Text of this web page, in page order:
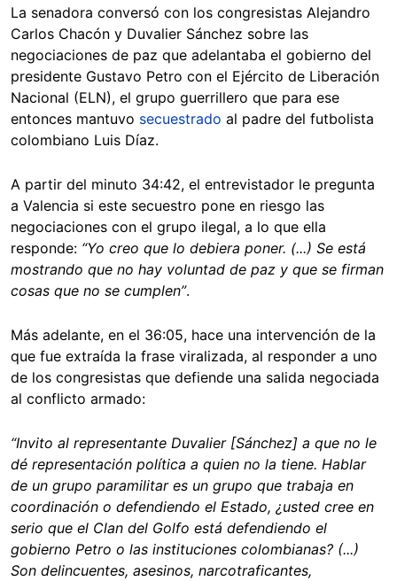
La senadora conversó con los congresistas Alejandro
Carlos Chacón y Duvalier Sánchez sobre las
negociaciones de paz que adelantaba el gobierno del
presidente Gustavo Petro con el Ejército de Liberación
Nacional (ELN), el grupo guerrillero que para ese
entonces mantuvo secuestrado al padre del futbolista
colombiano Luis Díaz.
A partir del minuto 34:42, el entrevistador le pregunta
a Valencia si este secuestro pone en riesgo las
negociaciones con el grupo ilegal, a lo que ella
responde: “Yo creo que lo debiera poner. (...) Se está
mostrando que no hay voluntad de paz y que se firman
cosas que no se cumplen”.
Más adelante, en el 36:05, hace una intervención de la
que fue extraída la frase viralizada, al responder a uno
de los congresistas que defiende una salida negociada
al conflicto armado:
“Invito al representante Duvalier [Sánchez] a que no le
dé representación política a quien no la tiene. Hablar
de un grupo paramilitar es un grupo que trabaja en
coordinación o defendiendo el Estado, ¿usted cree en
serio que el Clan del Golfo está defendiendo el
gobierno Petro o las instituciones colombianas? (...)
Son delincuentes, asesinos, narcotraficantes,